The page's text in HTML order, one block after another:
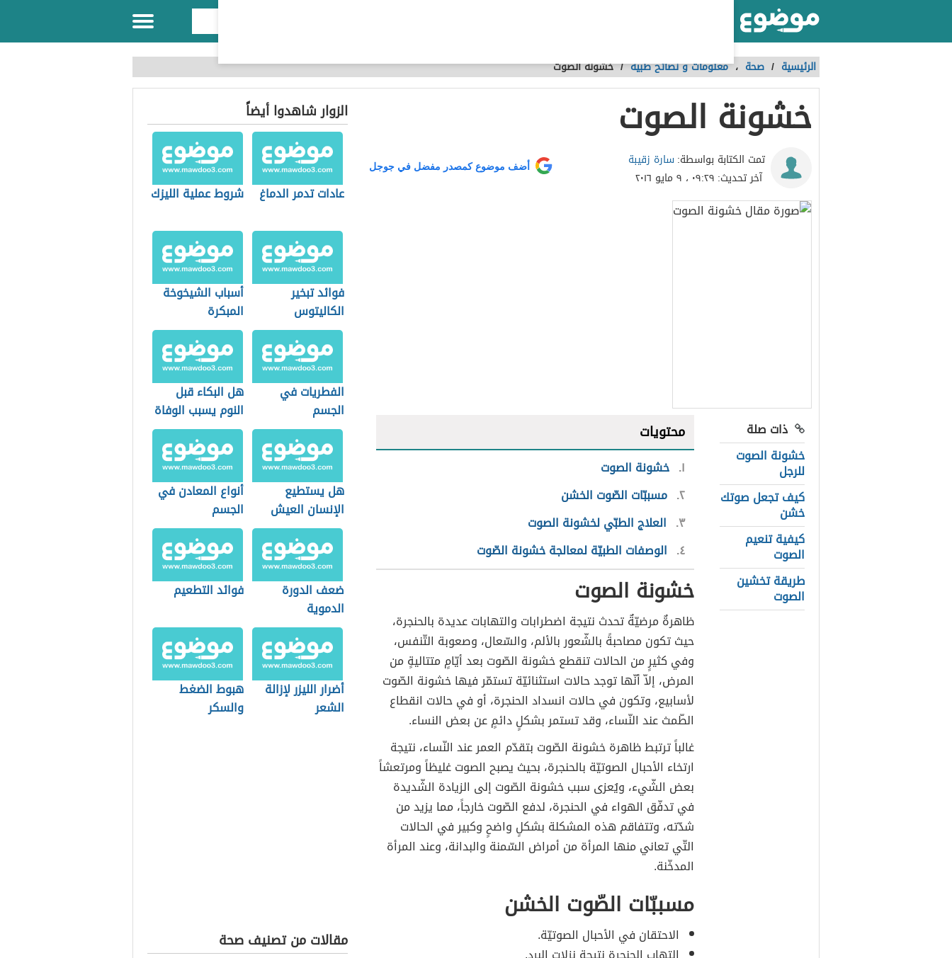
الرئيسية / صحة ،معلومات و نصائح طبية /خشونة الصوت
خشونة الصوت
تمت الكتابة بواسطة:سارة زقيبة
آخر تحديث: ٠٩:٢٩ ، ٩ مايو ٢٠١٦
أضف موضوع كمصدر مفضل في جوجل
ذات صلة
خشونة الصوت
للرجل
كيف تجعل صوتك
خشن
كيفية تنعيم
الصوت
طريقة تخشين
الصوت
محتويات
١ خشونة الصوت
٢ مسببّات الصّوت الخشن
٣ العلاج الطبّي لخشونة الصوت
٤ الوصفات الطبيّة لمعالجة خشونة الصّوت
خشونة الصوت
ظاهرةٌ مرضيّةٌ تحدث نتيجة اضطرابات والتهابات عديدة بالحنجرة،
حيث تكون مصاحبةً بالشّعور بالألم، والسّعال، وصعوبة التّنفس،
وفي كثيرٍ من الحالات تنقطع خشونة الصّوت بعد أيّامٍ متتاليةٍ من
المرض، إلاّ أنّها توجد حالات استثنائيّة تستمّر فيها خشونة الصّوت
لأسابيع، وتكون في حالات انسداد الحنجرة، أو في حالات انقطاع
الطّمث عند النّساء، وقد تستمر بشكلٍ دائمٍ عن بعض النساء.
غالباً ترتبط ظاهرة خشونة الصّوت بتقدّم العمر عند النّساء، نتيجة
ارتخاء الأحبال الصوتيّة بالحنجرة، بحيث يصبح الصوت غليظاً ومرتعشاً
بعض الشّيء، ويُعزى سبب خشونة الصّوت إلى الزيادة الشّديدة
في تدفّق الهواء في الحنجرة، لدفع الصّوت خارجاً، مما يزيد من
شدّته، وتتفاقم هذه المشكلة بشكلٍ واضحٍ وكبير في الحالات
التّي تعاني منها المرأة من أمراض السّمنة والبدانة، وعند المرأة
المدخّنة.
مسببّات الصّوت الخشن
الاحتقان في الأحبال الصوتيّة.
الزوار شاهدوا أيضاً
عادات تدمر الدماغ شروط عملية الليزك
فوائد تبخير
الكاليتوس
أسباب الشيخوخة
المبكرة
الفطريات في
الجسم
هل البكاء قبل
النوم يسبب الوفاة
هل يستطيع
الإنسان العيش
بكلية واحدة
أنواع المعادن في
الجسم
ضعف الدورة
الدموية
فوائد التطعيم
أضرار الليزر لإزالة
الشعر
هبوط الضغط
والسكر
مقالات من تصنيف صحة